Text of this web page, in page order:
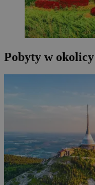
Pobyty w okolicy